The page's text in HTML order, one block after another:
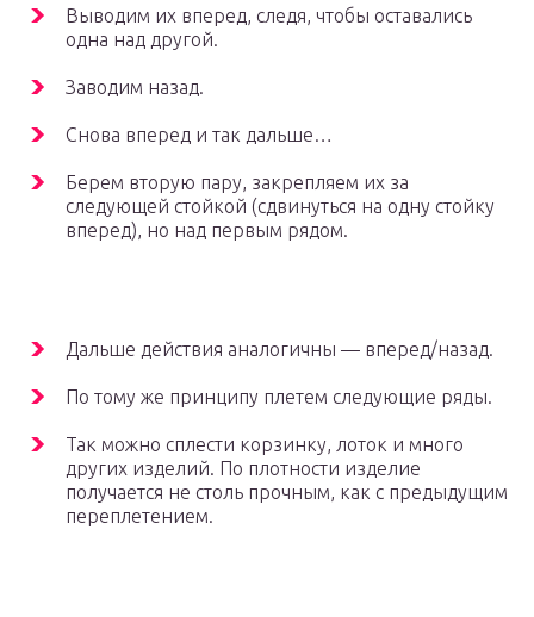
Выводим их вперед, следя, чтобы оставались
одна над другой.
Заводим назад.
Снова вперед и так дальше…
Берем вторую пару, закрепляем их за
следующей стойкой (сдвинуться на одну стойку
вперед), но над первым рядом.
Дальше действия аналогичны — вперед/назад.
По тому же принципу плетем следующие ряды.
Так можно сплести корзинку, лоток и много
других изделий. По плотности изделие
получается не столь прочным, как с предыдущим
переплетением.